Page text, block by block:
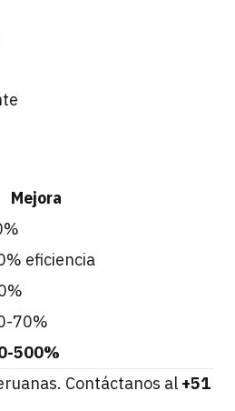
Mejora
eficiencia
70%
500%
Contáctanos al +51